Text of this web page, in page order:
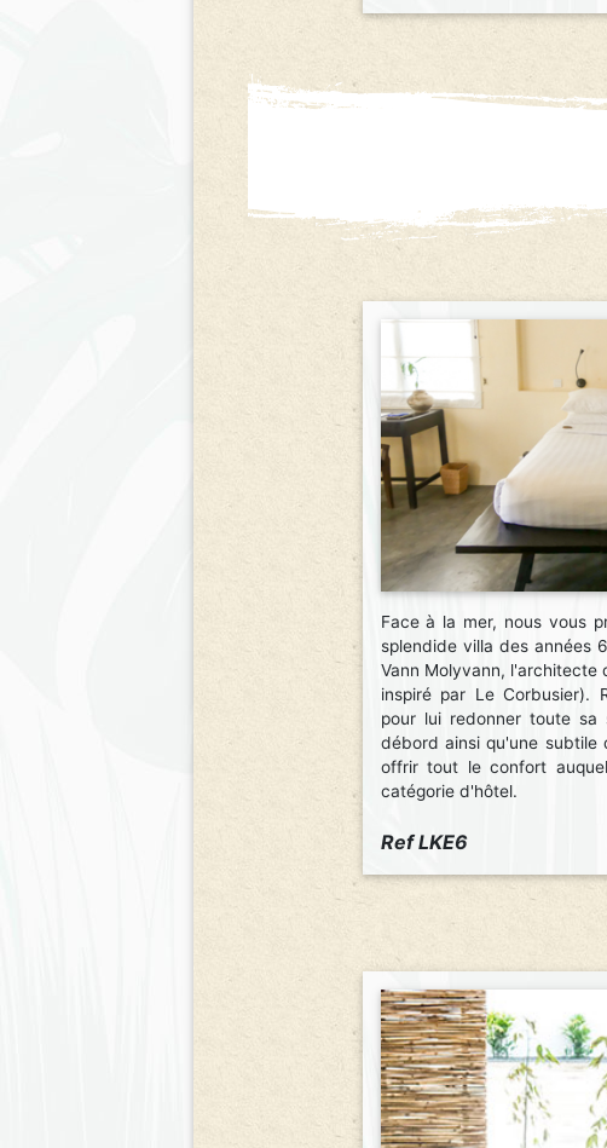
Face à la mer, nous vous
splendide villa des années
Vann Molyvann, l'architecte
inspiré par Le Corbusier).
pour lui redonner toute sa
débord ainsi qu'une subtile
offrir tout le confort
catégorie d'hôtel.
Ref LKE6